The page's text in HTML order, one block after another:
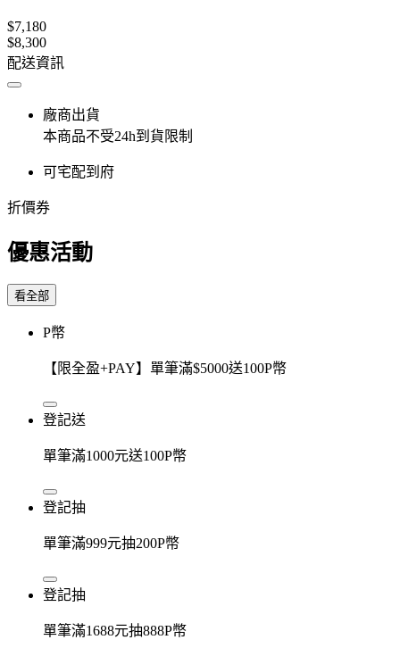
$7,180
$8,300
配送資訊
廠商出貨
本商品不受24h到貨限制
可宅配到府
折價券
優惠活動
看全部
P幣
【限全盈+PAY】單筆滿$5000送100P幣
登記送
單筆滿1000元送100P幣
登記抽
單筆滿999元抽200P幣
登記抽
單筆滿1688元抽888P幣